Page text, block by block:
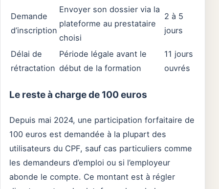
Demande
d’inscription
Envoyer son dossier via la
plateforme au prestataire
choisi
2 à 5
jours
Délai de
rétractation
Période légale avant le
début de la formation
11 jours
ouvrés
Le reste à charge de 100 euros
Depuis mai 2024, une participation forfaitaire de
100 euros est demandée à la plupart des
utilisateurs du CPF, sauf cas particuliers comme
les demandeurs d’emploi ou si l’employeur
abonde le compte. Ce montant est à régler